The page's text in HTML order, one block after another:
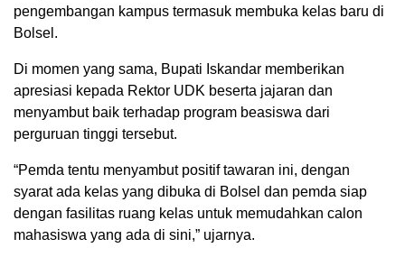
pengembangan kampus termasuk membuka kelas baru di
Bolsel.
Di momen yang sama, Bupati Iskandar memberikan
apresiasi kepada Rektor UDK beserta jajaran dan
menyambut baik terhadap program beasiswa dari
perguruan tinggi tersebut.
“Pemda tentu menyambut positif tawaran ini, dengan
syarat ada kelas yang dibuka di Bolsel dan pemda siap
dengan fasilitas ruang kelas untuk memudahkan calon
mahasiswa yang ada di sini,” ujarnya.